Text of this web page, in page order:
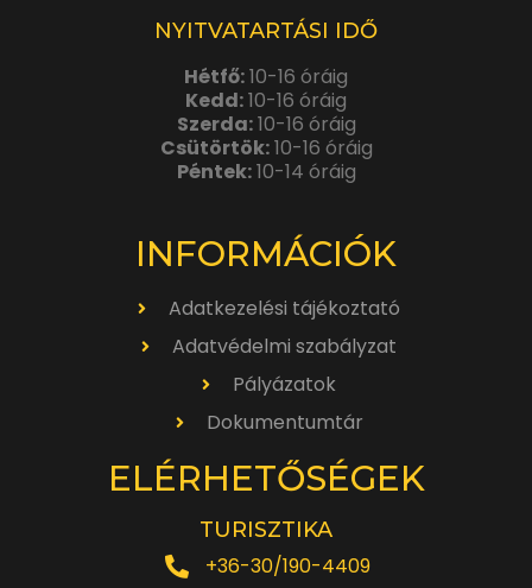
NYITVATARTÁSI IDŐ
Hétfő:10-16 óráig
Kedd:10-16 óráig
Szerda:10-16 óráig
Csütörtök:10-16 óráig
Péntek:10-14 óráig
INFORMÁCIÓK
Adatkezelési tájékoztató
Adatvédelmi szabályzat
Pályázatok
Dokumentumtár
ELÉRHETŐSÉGEK
TURISZTIKA
+36-30/190-4409